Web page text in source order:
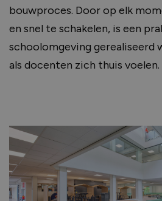
bouwproces. Door op elk
en snel te schakelen, is een
schoolomgeving gerealiseerd
als docenten zich thuis voelen.